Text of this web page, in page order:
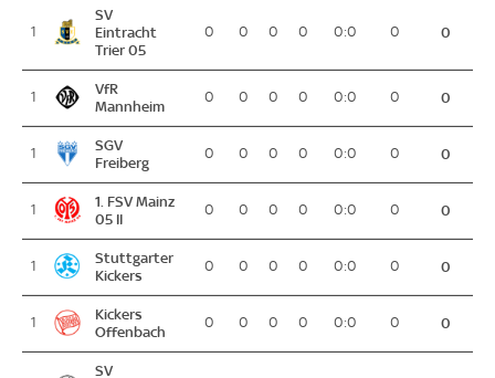
1
SV
Eintracht
Trier 05
0 0 0 0 0:0 0 0
1
VfR
Mannheim
0 0 0 0 0:0 0 0
1
SGV
Freiberg
0 0 0 0 0:0 0 0
1
1. FSV Mainz
05 II
0 0 0 0 0:0 0 0
1
Stuttgarter
Kickers
0 0 0 0 0:0 0 0
1
Kickers
Offenbach
0 0 0 0 0:0 0 0
SV